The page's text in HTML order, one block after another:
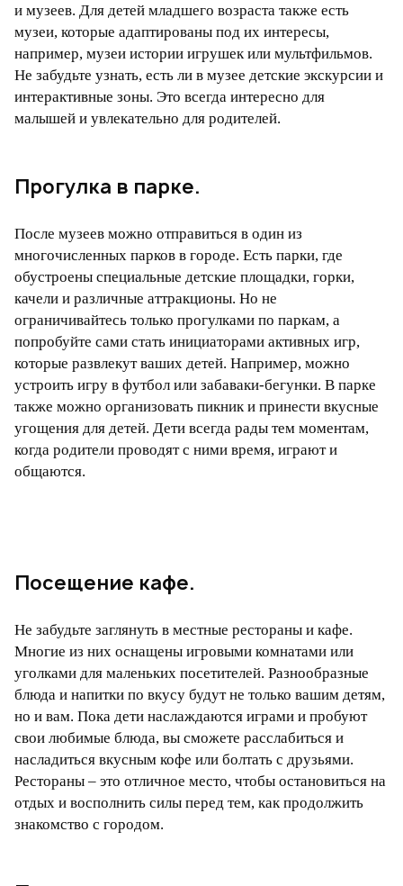
и музеев. Для детей младшего возраста также есть
музеи, которые адаптированы под их интересы,
например, музеи истории игрушек или мультфильмов.
Не забудьте узнать, есть ли в музее детские экскурсии и
интерактивные зоны. Это всегда интересно для
малышей и увлекательно для родителей.
Прогулка в парке.
После музеев можно отправиться в один из
многочисленных парков в городе. Есть парки, где
обустроены специальные детские площадки, горки,
качели и различные аттракционы. Но не
ограничивайтесь только прогулками по паркам, а
попробуйте сами стать инициаторами активных игр,
которые развлекут ваших детей. Например, можно
устроить игру в футбол или забаваки-бегунки. В парке
также можно организовать пикник и принести вкусные
угощения для детей. Дети всегда рады тем моментам,
когда родители проводят с ними время, играют и
общаются.
Посещение кафе.
Не забудьте заглянуть в местные рестораны и кафе.
Многие из них оснащены игровыми комнатами или
уголками для маленьких посетителей. Разнообразные
блюда и напитки по вкусу будут не только вашим детям,
но и вам. Пока дети наслаждаются играми и пробуют
свои любимые блюда, вы сможете расслабиться и
насладиться вкусным кофе или болтать с друзьями.
Рестораны – это отличное место, чтобы остановиться на
отдых и восполнить силы перед тем, как продолжить
знакомство с городом.